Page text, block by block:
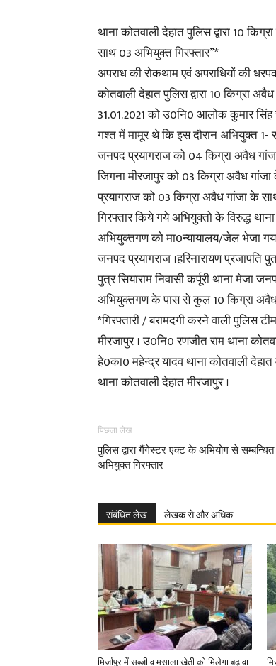
थाना कोतवाली देहात पुलिस द्वारा 10
साथ 03 अभियुक्त गिरफ्तार”*
अपराध की रोकथाम एवं अपराधियों की
कोतवाली देहात पुलिस द्वारा 10 किग्रा
31.01.2021 को उ0नि0 आलोक कुमार सिंह
गश्त में मामूर थे कि इस दौरान अभियुक्त 1-
जनपद प्रयागराज को 04 किग्रा अवैध
जिगना मीरजापुर को 03 किग्रा अवैध
प्रयागराज को 03 किग्रा अवैध गांजा के
गिरफ्तार किये गये अभियुक्तो के विरुद्ध
अभियुक्तगण को मा0न्यायालय/जेल भेजा गया
जनपद प्रयागराज ।हरिनारायण प्रजापति
पुत्र सियाराम निवासी कर्पूरी थाना मेजा
अभियुक्तगण के पास से कुल 10 किग्रा अवैध
*गिरफ्तारी / बरामदगी करने वाली पुलिस
मीरजापुर । उ0नि0 रणजीत राम थाना
हे0का0 महेन्द्र यादव थाना कोतवाली देहात
थाना कोतवाली देहात मीरजापुर ।
पिछला लेख
पुलिस द्वारा गैंगेस्टर एक्ट के अभियोग से सम्बन्धित
अभियुक्त गिरफ्तार
संबंधित लेख लेखक से और अधिक
मिर्जापुर में सब्जी व मसाला खेती को मिलेगा बढ़ावा